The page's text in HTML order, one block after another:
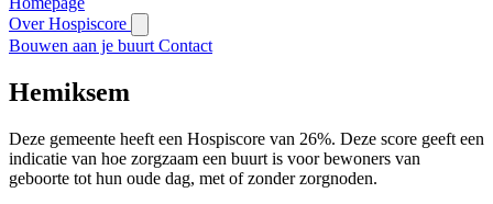
Over Hospiscore
Bouwen aan je buurt Contact
Hemiksem
Deze gemeente heeft een Hospiscore van 26%. Deze score geeft een
indicatie van hoe zorgzaam een buurt is voor bewoners van
geboorte tot hun oude dag, met of zonder zorgnoden.